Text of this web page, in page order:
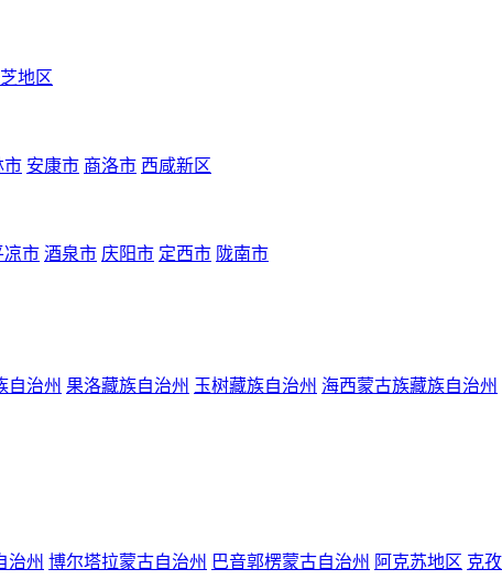
地区
市 安康市 商洛市 西咸新区
凉市 酒泉市 庆阳市 定西市 陇南市
自治州 果洛藏族自治州 玉树藏族自治州 海西蒙古族藏族自治州
治州 博尔塔拉蒙古自治州 巴音郭楞蒙古自治州 阿克苏地区 克